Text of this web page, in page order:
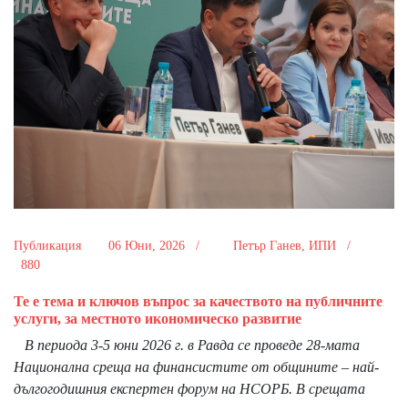
Публикация 06 Юни, 2026 /
Петър Ганев, ИПИ /
880
Те е тема и ключов въпрос за качеството на публичните
услуги, за местното икономическо развитие
В периода 3-5 юни 2026 г. в Равда се проведе 28-мата
Национална среща на финансистите от общините – най-
дългогодишния експертен форум на НСОРБ. В срещата